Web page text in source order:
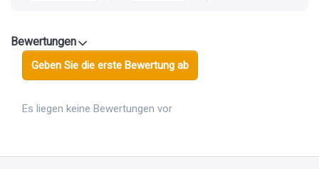
Bewertungen
Geben Sie die erste Bewertung ab
Es liegen keine Bewertungen vor